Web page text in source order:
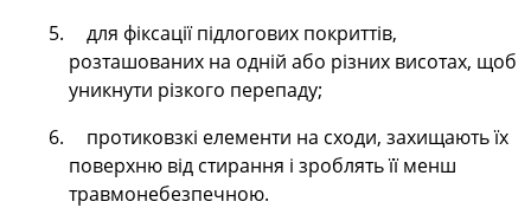
для фіксації підлогових покриттів,
розташованих на одній або різних висотах, щоб
уникнути різкого перепаду;
протиковзкі елементи на сходи, захищають їх
поверхню від стирання і зроблять її менш
травмонебезпечною.